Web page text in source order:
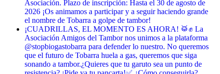
Asociación. Plazo de inscripción: Hasta el 30 de agosto de
2026 ¡Os animamos a participar y a seguir haciendo grande
el nombre de Tobarra a golpe de tambor!
¡CUADRILLAS, EL MOMENTO ES AHORA! 🥁✊ La
Asociación Amigos del Tambor nos unimos a la plataforma
@stopbiogastobarra para defender lo nuestro. No queremos
que el futuro de Tobarra huela a gas, queremos que siga
sonando a tambor. ​¿Quieres que tu garuto sea un punto de